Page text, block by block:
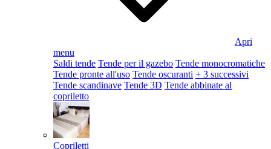
Apri
menu
Saldi tende Tende per il gazebo Tende monocromatiche
Tende pronte all'uso Tende oscuranti + 3 successivi
Tende scandinave Tende 3D Tende abbinate al
copriletto
Copriletti